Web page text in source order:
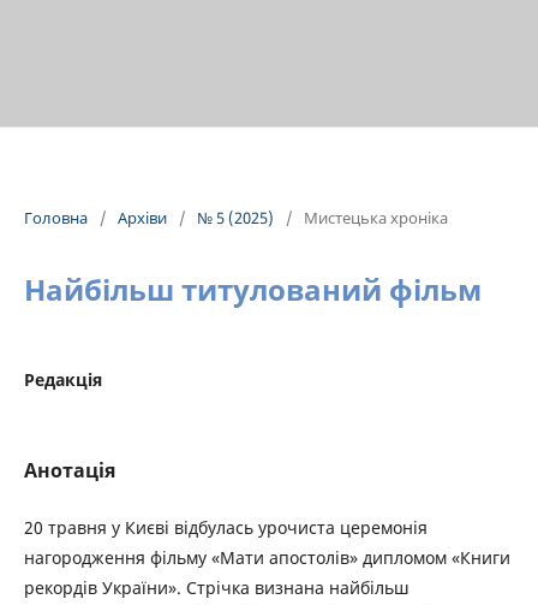
Головна / Архіви / № 5 (2025) / Мистецька хроніка
Найбільш титулований фільм
Редакція
Анотація
20 травня у Києві відбулась урочиста церемонія
нагородження фільму «Мати апостолів» дипломом «Книги
рекордів України». Стрічка визнана найбільш